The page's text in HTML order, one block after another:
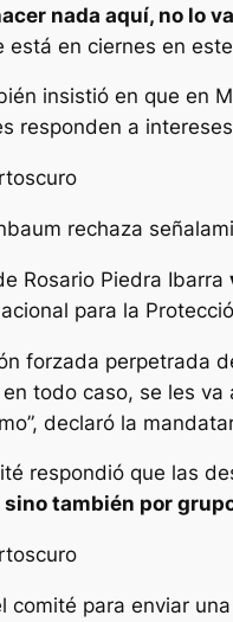
nada aquí, no lo
está en ciernes en
insistió en que en
responden a
rechaza
Rosario Piedra Ibarra
para la
forzada perpetrada
en todo caso, se les
declaró la
respondió que las
sino también por
comité para enviar